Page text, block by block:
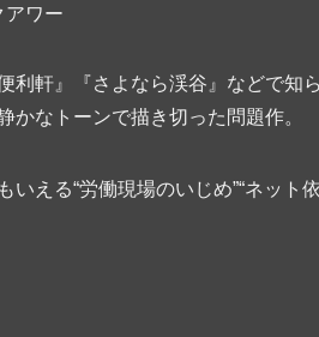
アワー
利軒』『さよなら渓谷』などで
かなトーンで描き切った問題作。
いえる“労働現場のいじめ”“ネット